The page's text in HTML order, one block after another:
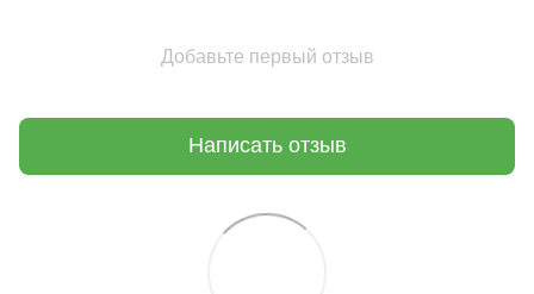
Добавьте первый отзыв
Написать отзыв